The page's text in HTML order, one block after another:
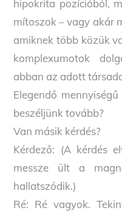
hipokrita pozícióból,
mítoszok – vagy akár
amiknek több közük
komplexumotok
abban az adott
Elegendő
beszéljünk tovább?
Van másik kérdés?
Kérdező: (A kérdés
messze ült a
hallatszódik.)
Ré: Ré vagyok.